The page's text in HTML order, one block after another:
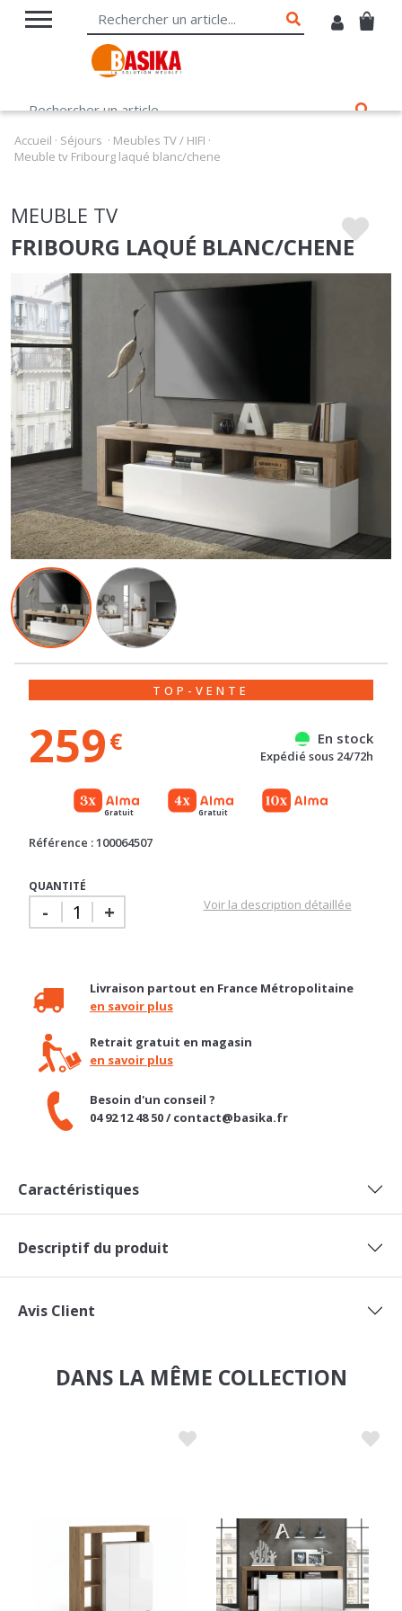
Accueil Séjours Meubles TV / HIFI
Meuble tv Fribourg laqué blanc/chene
MEUBLE TV
FRIBOURG LAQUÉ BLANC/CHENE
TOP-VENTE
259€ En stock
Expédié sous 24/72h
Gratuit Gratuit
Référence : 100064507
QUANTITÉ
+ Voir la description détaillée
Livraison partout en France Métropolitaine
en savoir plus
Retrait gratuit en magasin
en savoir plus
Besoin d'un conseil ?
04 92 12 48 50 / contact@basika.fr
Caractéristiques
Descriptif du produit
Avis Client
DANS LA MÊME COLLECTION